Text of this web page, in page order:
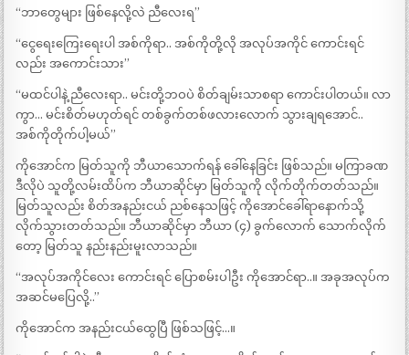
“ဘာတွေများ ဖြစ်နေလို့လဲ ညီလေးရ”
“ငွေရေးကြေးရေးပါ အစ်ကိုရာ.. အစ်ကိုတို့လို အလုပ်အကိုင် ကောင်းရင်
လည်း အကောင်းသား”
“မထင်ပါနဲ့ ညီလေးရာ.. မင်းတို့ဘဝပဲ စိတ်ချမ်းသာစရာ ကောင်းပါတယ်။ လာ
ကွာ… မင်းစိတ်မဟုတ်ရင် တစ်ခွက်တစ်ဖလားလောက် သွားချရအောင်..
အစ်ကိုတိုက်ပါ့မယ်”
ကိုအောင်က မြတ်သူကို ဘီယာသောက်ရန် ခေါ်နေခြင်း ဖြစ်သည်။ မကြာခဏ
ဒီလိုပဲ သူတို့လမ်းထိပ်က ဘီယာဆိုင်မှာ မြတ်သူကို လိုက်တိုက်တတ်သည်။
မြတ်သူလည်း စိတ်အနည်းငယ် ညစ်နေသဖြင့် ကိုအောင်ခေါ်ရာနောက်သို့
လိုက်သွားတတ်သည်။ ဘီယာဆိုင်မှာ ဘီယာ (၄) ခွက်လောက် သောက်လိုက်
တော့ မြတ်သူ နည်းနည်းမူးလာသည်။
“အလုပ်အကိုင်လေး ကောင်းရင် ပြောစမ်းပါဦး ကိုအောင်ရာ..။ အခုအလုပ်က
အဆင်မပြေလို့..”
ကိုအောင်က အနည်းငယ်ထွေပြီ ဖြစ်သဖြင့်…။